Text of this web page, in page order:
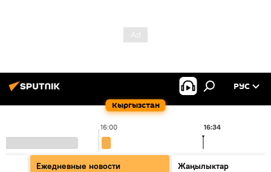
Кыргызстан
РУС
16:00 16:34
Ежедневные новости
Жаңылыктар